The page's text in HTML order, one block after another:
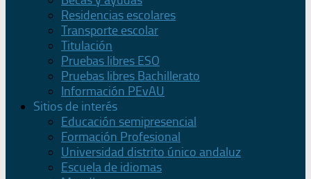
Residencias escolares
Transporte escolar
Titulación
Pruebas libres ESO
Pruebas libres Bachillerato
Información PEvAU
Sitios de interés
Educación semipresencial
Formación Profesional
Universidad distrito único andaluz
Escuela de idiomas